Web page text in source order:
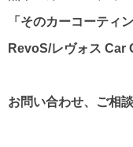
「そのカーコーティ
RevoS/レヴォス Car
お問い合わせ、ご相